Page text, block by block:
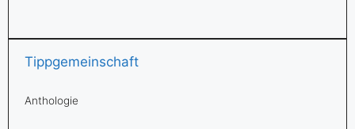
Tippgemeinschaft
Anthologie